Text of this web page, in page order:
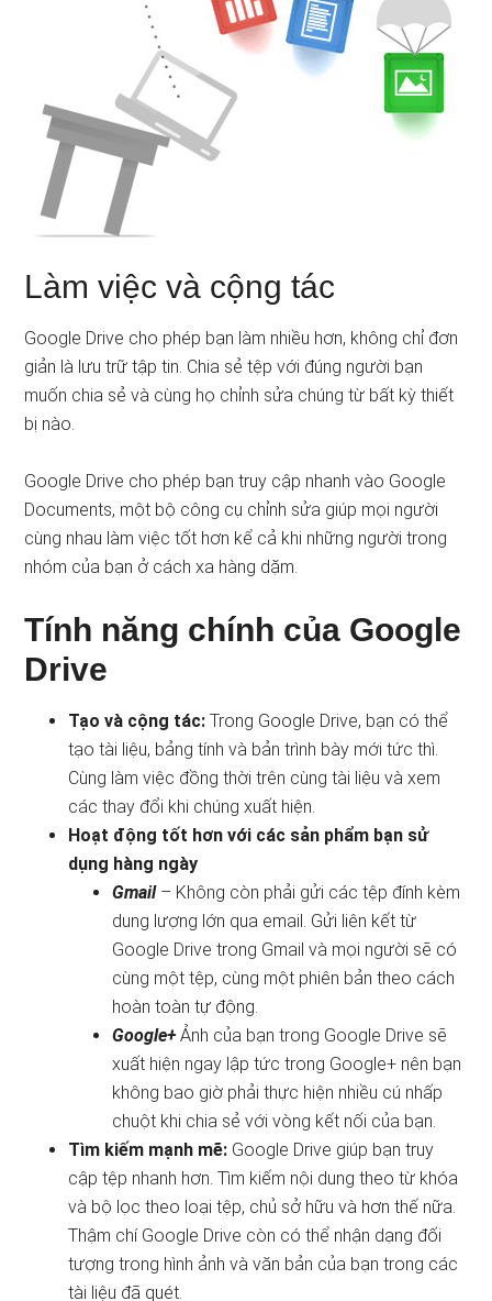
Làm việc và cộng tác
Google Drive cho phép bạn làm nhiều hơn, không chỉ đơn
giản là lưu trữ tập tin. Chia sẻ tệp với đúng người bạn
muốn chia sẻ và cùng họ chỉnh sửa chúng từ bất kỳ thiết
bị nào.
Google Drive cho phép bạn truy cập nhanh vào Google
Documents, một bộ công cụ chỉnh sửa giúp mọi người
cùng nhau làm việc tốt hơn kể cả khi những người trong
nhóm của bạn ở cách xa hàng dặm.
Tính năng chính của Google
Drive
Tạo và cộng tác: Trong Google Drive, bạn có thể
tạo tài liệu, bảng tính và bản trình bày mới tức thì.
Cùng làm việc đồng thời trên cùng tài liệu và xem
các thay đổi khi chúng xuất hiện.
Hoạt động tốt hơn với các sản phẩm bạn sử
dụng hàng ngày
Gmail– Không còn phải gửi các tệp đính kèm
dung lượng lớn qua email. Gửi liên kết từ
Google Drive trong Gmail và mọi người sẽ có
cùng một tệp, cùng một phiên bản theo cách
hoàn toàn tự động.
Google+Ảnh của bạn trong Google Drive sẽ
xuất hiện ngay lập tức trong Google+ nên bạn
không bao giờ phải thực hiện nhiều cú nhấp
chuột khi chia sẻ với vòng kết nối của bạn.
Tìm kiếm mạnh mẽ: Google Drive giúp bạn truy
cập tệp nhanh hơn. Tìm kiếm nội dung theo từ khóa
và bộ lọc theo loại tệp, chủ sở hữu và hơn thế nữa.
Thậm chí Google Drive còn có thể nhận dạng đối
tượng trong hình ảnh và văn bản của bạn trong các
tài liệu đã quét.